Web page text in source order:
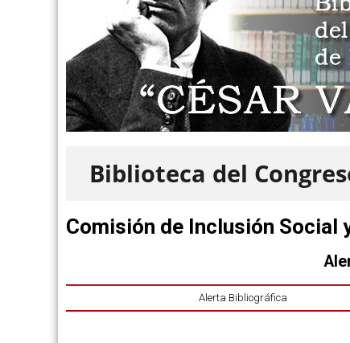
Biblioteca del
Comisión de Inclusión Social
Alerta Bibliográfica